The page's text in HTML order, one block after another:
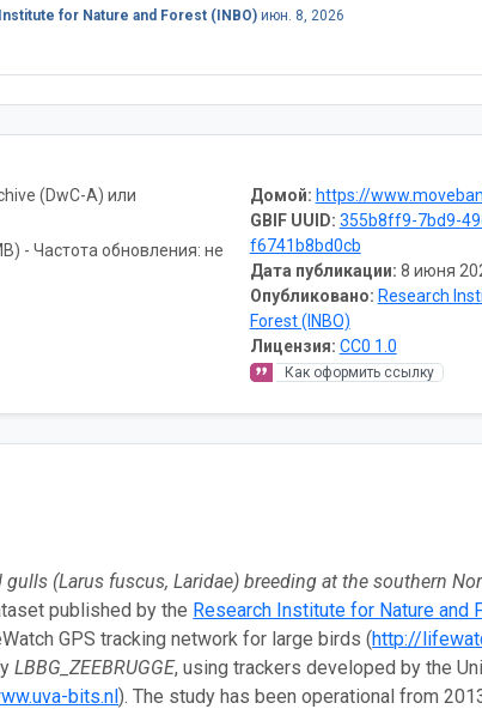
for Nature and Forest (INBO) июн. 8, 2026
Домой: https://www.movebank.org/cms/
GBIF UUID: 355b8ff9-7bd9-
f6741b8bd0cb
Дата публикации: 8 июня
Опубликовано: Research
Forest (INBO)
Лицензия: CC0 1.0
Как оформить ссылку
(DwC-A) или
- Частота обновления: не
gulls (Larus fuscus, Laridae) breeding at the southern
published by the Research Institute for Nature and
GPS tracking network for large birds (http://
LBBG_ZEEBRUGGE, using trackers developed by the
bits.nl). The study has been operational from